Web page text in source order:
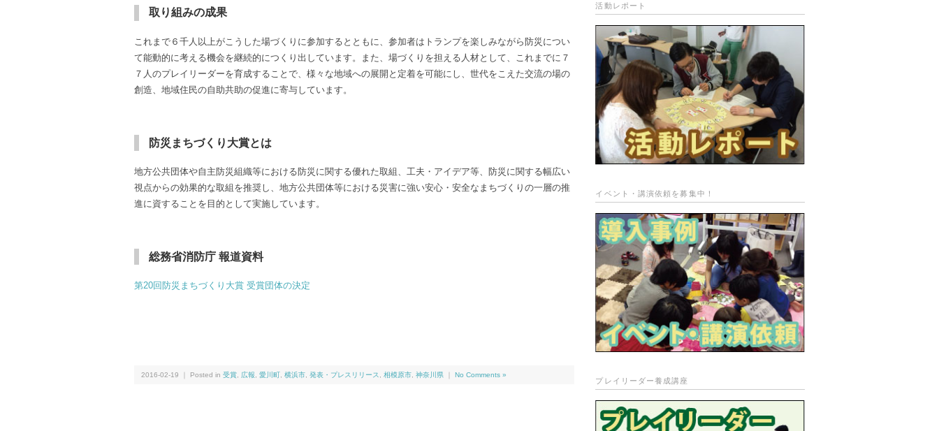
取り組みの成果
これまで６千人以上がこうした場づくりに参加するとともに、参加者はトランプを楽しみながら防災につい
て能動的に考える機会を継続的につくり出しています。また、場づくりを担える人材として、これまでに７
７人のプレイリーダーを育成することで、様々な地域への展開と定着を可能にし、世代をこえた交流の場の
創造、地域住民の自助共助の促進に寄与しています。
防災まちづくり大賞とは
地方公共団体や自主防災組織等における防災に関する優れた取組、工夫・アイデア等、防災に関する幅広い
視点からの効果的な取組を推奨し、地方公共団体等における災害に強い安心・安全なまちづくりの一層の推
進に資することを目的として実施しています。
総務省消防庁 報道資料
第20回防災まちづくり大賞 受賞団体の決定
2016-02-19 ｜ Posted in 受賞, 広報, 愛川町, 横浜市, 発表・プレスリリース, 相模原市, 神奈川県 No Comments »
活動レポート
イベント・講演依頼を募集中！
プレイリーダー養成講座